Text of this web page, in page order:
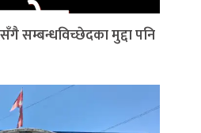
सम्बन्धविच्छेदका मुद्दा पनि